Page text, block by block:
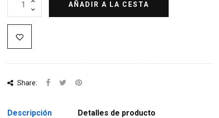
AÑADIR A LA CESTA
Share:
Descripción Detalles de producto